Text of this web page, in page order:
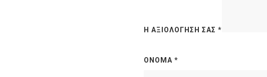
Η ΑΞΙΟΛΌΓΗΣΉ ΣΑΣ *
ΌΝΟΜΑ *